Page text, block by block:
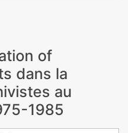
of
dans la
au
1985